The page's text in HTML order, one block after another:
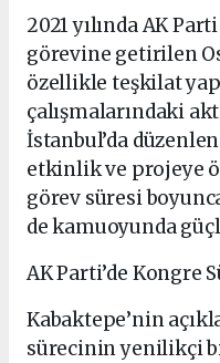
2021 yılında AK
görevine getirilen
özellikle teşkilat
çalışmalarındaki
İstanbul’da
etkinlik ve projeye
görev süresi
de kamuoyunda
AK Parti’de Kongre
Kabaktepe’nin
sürecinin yenilikçi